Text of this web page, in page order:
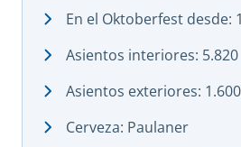
En el Oktoberfest desde:
Asientos interiores: 5.820
Asientos exteriores: 1.600
Cerveza: Paulaner